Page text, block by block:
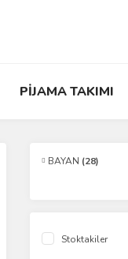
PİJAMA TAKIMI
BAYAN (28)
Stoktakiler